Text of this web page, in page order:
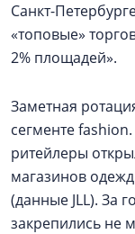
Санкт-
«топовые»
2% площадей».
Заметная
сегменте
ритейлеры
магазинов
(данные JLL). За
закрепились не